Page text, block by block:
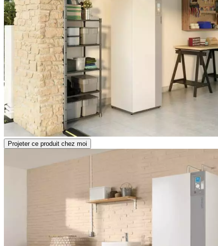
Projeter ce produit chez moi